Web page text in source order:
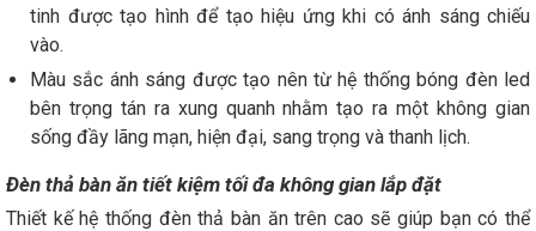
tinh được tạo hình để tạo hiệu ứng khi có ánh sáng chiếu
vào.
Màu sắc ánh sáng được tạo nên từ hệ thống bóng đèn led
bên trọng tán ra xung quanh nhằm tạo ra một không gian
sống đầy lãng mạn, hiện đại, sang trọng và thanh lịch.
Đèn thả bàn ăn tiết kiệm tối đa không gian lắp đặt
Thiết kế hệ thống đèn thả bàn ăn trên cao sẽ giúp bạn có thể